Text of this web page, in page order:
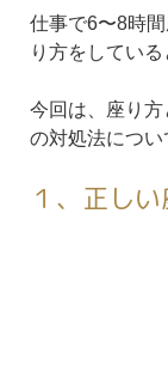
仕事で6〜8時
り方をしてい
今回は、座り
の対処法につい
１、正し